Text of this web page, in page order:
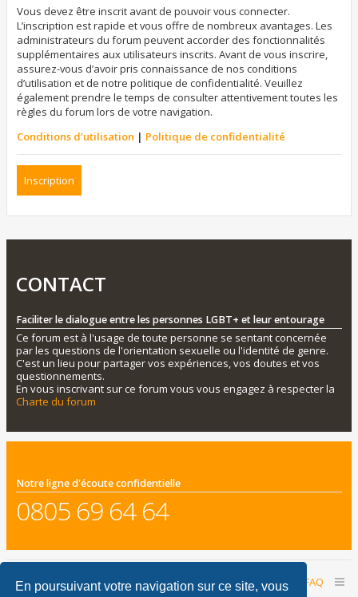
En poursuivant votre navigation sur ce site, vous
Vous devez être inscrit avant de pouvoir vous connecter.
L’inscription est rapide et vous offre de nombreux avantages. Les
administrateurs du forum peuvent accorder des fonctionnalités
supplémentaires aux utilisateurs inscrits. Avant de vous inscrire,
assurez-vous d’avoir pris connaissance de nos conditions
d’utilisation et de notre politique de confidentialité. Veuillez
également prendre le temps de consulter attentivement toutes les
règles du forum lors de votre navigation.
Conditions d’utilisation | Politique de confidentialité
Inscription
CONTACT
Faciliter le dialogue entre les personnes LGBT+ et leur entourage
Ce forum est à l'usage de toute personne se sentant concernée
par les questions de l'orientation sexuelle ou l'identité de genre.
C'est un lieu pour partager vos expériences, vos doutes et vos
questionnements.
En vous inscrivant sur ce forum vous vous engagez à respecter la
Charte du forum
Notre ligne d'écoute confidentielle
0805 69 64 64
Accueil du forum FAQ
Nous contacter